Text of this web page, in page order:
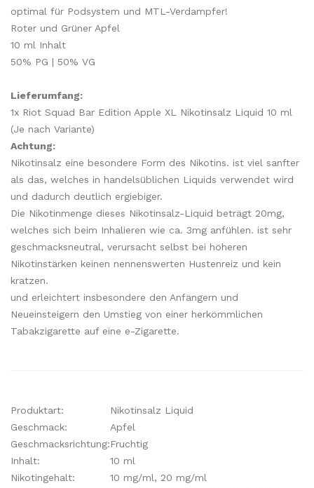
optimal für Podsystem und MTL-Verdampfer!
Roter und Grüner Apfel
10 ml Inhalt
50% PG | 50% VG
Lieferumfang:
1x Riot Squad Bar Edition Apple XL Nikotinsalz Liquid 10 ml
(Je nach Variante)
Achtung:
Nikotinsalz eine besondere Form des Nikotins. ist viel sanfter
als das, welches in handelsüblichen Liquids verwendet wird
und dadurch deutlich ergiebiger.
Die Nikotinmenge dieses Nikotinsalz-Liquid beträgt 20mg,
welches sich beim Inhalieren wie ca. 3mg anfühlen. ist sehr
geschmacksneutral, verursacht selbst bei höheren
Nikotinstärken keinen nennenswerten Hustenreiz und kein
kratzen.
und erleichtert insbesondere den Anfängern und
Neueinsteigern den Umstieg von einer herkömmlichen
Tabakzigarette auf eine e-Zigarette.
Produktart:
Nikotinsalz Liquid
Geschmack:
Apfel
Geschmacksrichtung:Fruchtig
Inhalt:
10 ml
Nikotingehalt:
10 mg/ml, 20 mg/ml